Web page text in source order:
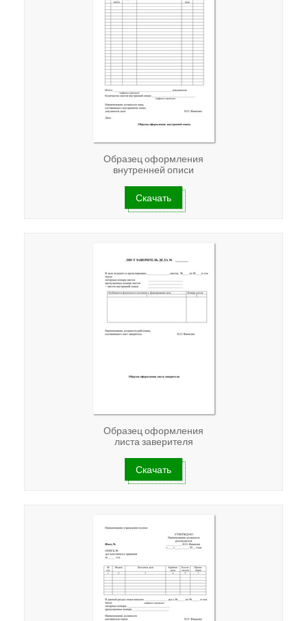
Образец оформления
внутренней описи
Скачать
Образец оформления
листа заверителя
Скачать